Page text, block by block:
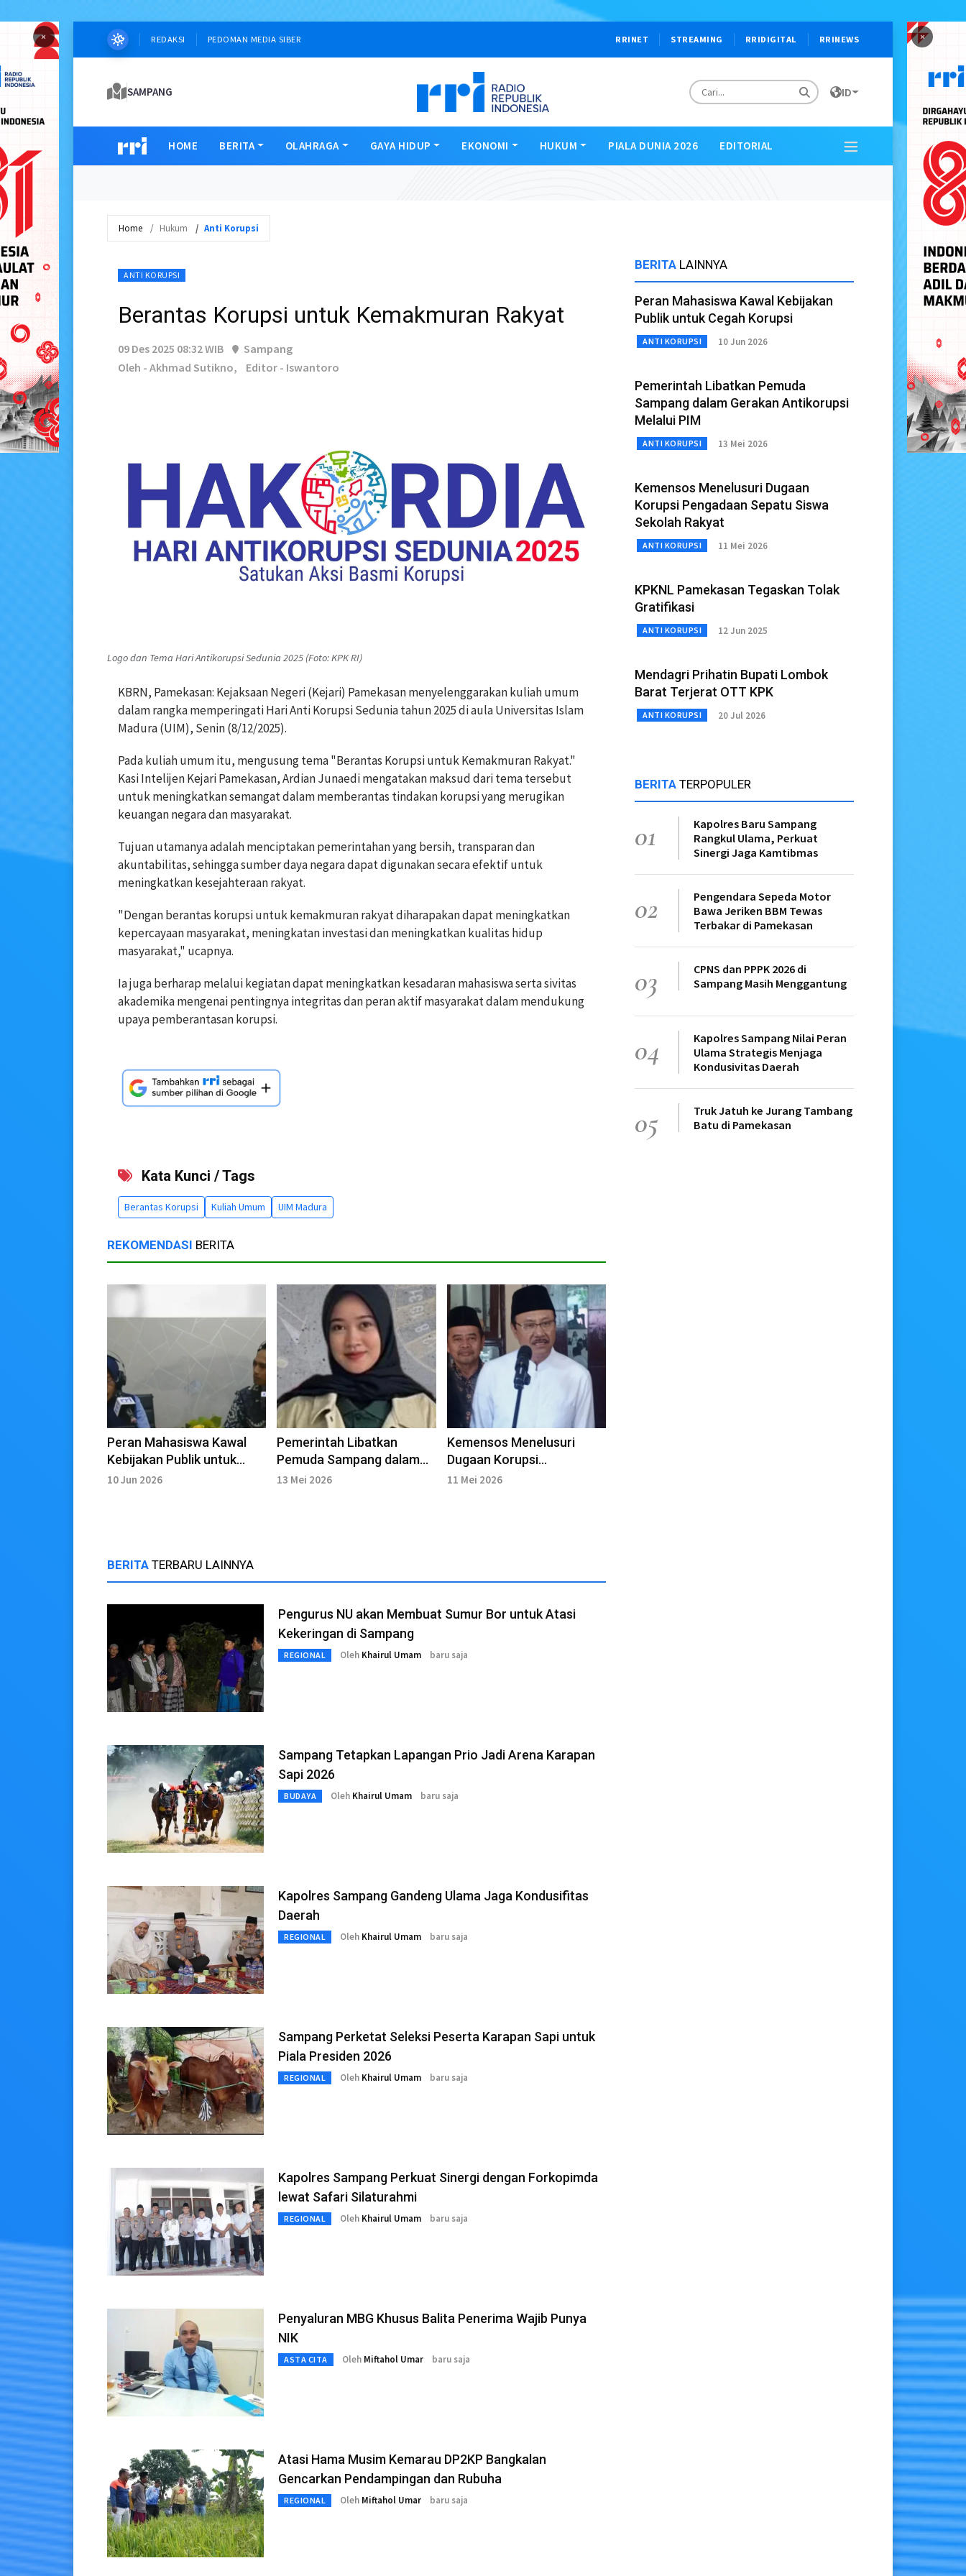
× ×
REDAKSI PEDOMAN MEDIA SIBER RRINET STREAMING RRIDIGITAL RRINEWS
SAMPANG ID
HOME BERITA OLAHRAGA GAYA HIDUP EKONOMI HUKUM PIALA DUNIA 2026 EDITORIAL
Home Hukum Anti Korupsi
ANTI KORUPSI
Berantas Korupsi untuk Kemakmuran Rakyat
09 Des 2025 08:32 WIB
Sampang
Oleh - Akhmad Sutikno,
Editor - Iswantoro
Logo dan Tema Hari Antikorupsi Sedunia 2025 (Foto: KPK RI)
KBRN, Pamekasan: Kejaksaan Negeri (Kejari) Pamekasan menyelenggarakan kuliah umum
dalam rangka memperingati Hari Anti Korupsi Sedunia tahun 2025 di aula Universitas Islam
Madura (UIM), Senin (8/12/2025).
Pada kuliah umum itu, mengusung tema "Berantas Korupsi untuk Kemakmuran Rakyat."
Kasi Intelijen Kejari Pamekasan, Ardian Junaedi mengatakan maksud dari tema tersebut
untuk meningkatkan semangat dalam memberantas tindakan korupsi yang merugikan
keuangan negara dan masyarakat.
Tujuan utamanya adalah menciptakan pemerintahan yang bersih, transparan dan
akuntabilitas, sehingga sumber daya negara dapat digunakan secara efektif untuk
meningkatkan kesejahteraan rakyat.
"Dengan berantas korupsi untuk kemakmuran rakyat diharapakan dapat meningkatkan
kepercayaan masyarakat, meningkatan investasi dan meningkatkan kualitas hidup
masyarakat," ucapnya.
Ia juga berharap melalui kegiatan dapat meningkatkan kesadaran mahasiswa serta sivitas
akademika mengenai pentingnya integritas dan peran aktif masyarakat dalam mendukung
upaya pemberantasan korupsi.
Kata Kunci / Tags
Berantas Korupsi Kuliah Umum UIM Madura
REKOMENDASI BERITA
Peran Mahasiswa Kawal
Kebijakan Publik untuk
Cegah Korupsi
10 Jun 2026
Pemerintah Libatkan
Pemuda Sampang dalam
Gerakan Antikorupsi
13 Mei 2026
Kemensos Menelusuri
Dugaan Korupsi
Pengadaan Sepatu Siswa
11 Mei 2026
BERITA TERBARU LAINNYA
Pengurus NU akan Membuat Sumur Bor untuk Atasi
Kekeringan di Sampang
REGIONAL Oleh Khairul Umam baru saja
Sampang Tetapkan Lapangan Prio Jadi Arena Karapan
Sapi 2026
BUDAYA Oleh Khairul Umam baru saja
Kapolres Sampang Gandeng Ulama Jaga Kondusifitas
Daerah
REGIONAL Oleh Khairul Umam baru saja
Sampang Perketat Seleksi Peserta Karapan Sapi untuk
Piala Presiden 2026
REGIONAL Oleh Khairul Umam baru saja
Kapolres Sampang Perkuat Sinergi dengan Forkopimda
lewat Safari Silaturahmi
REGIONAL Oleh Khairul Umam baru saja
Penyaluran MBG Khusus Balita Penerima Wajib Punya
NIK
ASTA CITA Oleh Miftahol Umar baru saja
Atasi Hama Musim Kemarau DP2KP Bangkalan
Gencarkan Pendampingan dan Rubuha
REGIONAL Oleh Miftahol Umar baru saja
BERITA LAINNYA
Peran Mahasiswa Kawal Kebijakan
Publik untuk Cegah Korupsi
ANTI KORUPSI 10 Jun 2026
Pemerintah Libatkan Pemuda
Sampang dalam Gerakan Antikorupsi
Melalui PIM
ANTI KORUPSI 13 Mei 2026
Kemensos Menelusuri Dugaan
Korupsi Pengadaan Sepatu Siswa
Sekolah Rakyat
ANTI KORUPSI 11 Mei 2026
KPKNL Pamekasan Tegaskan Tolak
Gratifikasi
ANTI KORUPSI 12 Jun 2025
Mendagri Prihatin Bupati Lombok
Barat Terjerat OTT KPK
ANTI KORUPSI 20 Jul 2026
BERITA TERPOPULER
01
Kapolres Baru Sampang
Rangkul Ulama, Perkuat
Sinergi Jaga Kamtibmas
02
Pengendara Sepeda Motor
Bawa Jeriken BBM Tewas
Terbakar di Pamekasan
03
CPNS dan PPPK 2026 di
Sampang Masih Menggantung
04
Kapolres Sampang Nilai Peran
Ulama Strategis Menjaga
Kondusivitas Daerah
05
Truk Jatuh ke Jurang Tambang
Batu di Pamekasan